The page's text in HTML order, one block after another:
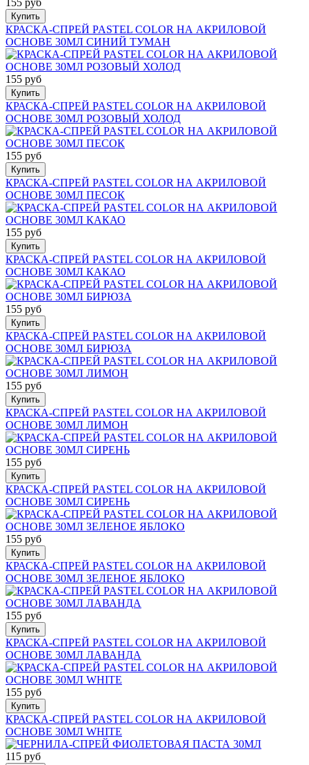
155 руб
Купить
КРАСКА-СПРЕЙ PASTEL COLOR НА АКРИЛОВОЙ
ОСНОВЕ 30МЛ СИНИЙ ТУМАН
155 руб
Купить
КРАСКА-СПРЕЙ PASTEL COLOR НА АКРИЛОВОЙ
ОСНОВЕ 30МЛ РОЗОВЫЙ ХОЛОД
155 руб
Купить
КРАСКА-СПРЕЙ PASTEL COLOR НА АКРИЛОВОЙ
ОСНОВЕ 30МЛ ПЕСОК
155 руб
Купить
КРАСКА-СПРЕЙ PASTEL COLOR НА АКРИЛОВОЙ
ОСНОВЕ 30МЛ КАКАО
155 руб
Купить
КРАСКА-СПРЕЙ PASTEL COLOR НА АКРИЛОВОЙ
ОСНОВЕ 30МЛ БИРЮЗА
155 руб
Купить
КРАСКА-СПРЕЙ PASTEL COLOR НА АКРИЛОВОЙ
ОСНОВЕ 30МЛ ЛИМОН
155 руб
Купить
КРАСКА-СПРЕЙ PASTEL COLOR НА АКРИЛОВОЙ
ОСНОВЕ 30МЛ СИРЕНЬ
155 руб
Купить
КРАСКА-СПРЕЙ PASTEL COLOR НА АКРИЛОВОЙ
ОСНОВЕ 30МЛ ЗЕЛЕНОЕ ЯБЛОКО
155 руб
Купить
КРАСКА-СПРЕЙ PASTEL COLOR НА АКРИЛОВОЙ
ОСНОВЕ 30МЛ ЛАВАНДА
155 руб
Купить
КРАСКА-СПРЕЙ PASTEL COLOR НА АКРИЛОВОЙ
ОСНОВЕ 30МЛ WHITE
115 руб